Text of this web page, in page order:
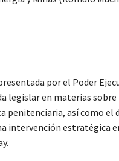
por el Poder
legislar en materias
así como el
intervención estratégica